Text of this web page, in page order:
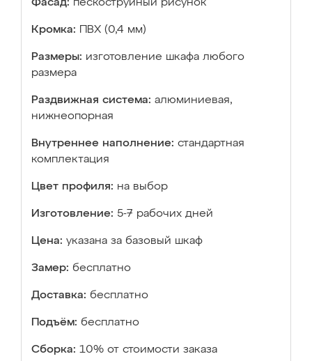
Фасад: пескоструйный рисунок
Кромка: ПВХ (0,4 мм)
Размеры: изготовление шкафа любого
размера
Раздвижная система: алюминиевая,
нижнеопорная
Внутреннее наполнение: стандартная
комплектация
Цвет профиля: на выбор
Изготовление: 5-7 рабочих дней
Цена: указана за базовый шкаф
Замер: бесплатно
Доставка: бесплатно
Подъём: бесплатно
Сборка: 10% от стоимости заказа